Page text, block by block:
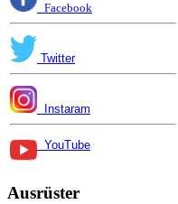
Facebook
Twitter
Instaram
YouTube
Ausrüster